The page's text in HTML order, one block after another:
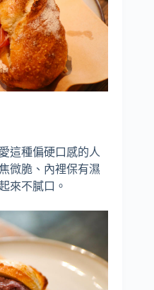
這種偏硬口感的人
微脆、內裡保有濕
來不膩口。